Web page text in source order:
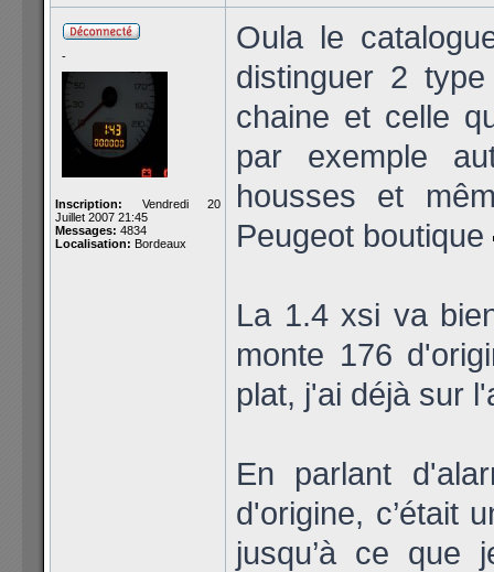
-
Inscription: Vendredi 20
Juillet 2007 21:45
Messages: 4834
Localisation: Bordeaux
Oula le
distinguer 2
chaine et celle
par exemple
housses et
Peugeot boutique
La 1.4 xsi va
monte 176
plat, j'ai déjà sur
En parlant
d'origine, c’était
jusqu’à ce que